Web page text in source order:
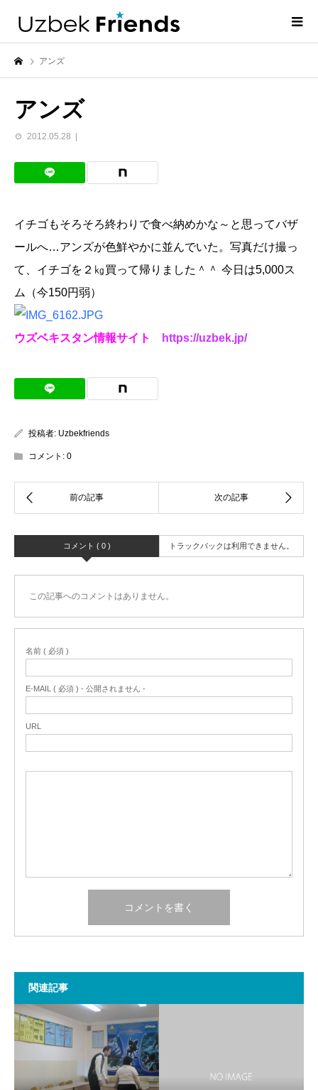
アンズ
アンズ
2012.05.28
イチゴもそろそろ終わりで食べ納めかな～と思ってバザ
ールへ…アンズが色鮮やかに並んでいた。写真だけ撮っ
て、イチゴを２㎏買って帰りました＾＾ 今日は5,000ス
ム（今150円弱）
ウズベキスタン情報サイト https://uzbek.jp/
投稿者: Uzbekfriends
コメント: 0
コメント ( 0 ) トラックバックは利用できません。
この記事へのコメントはありません。
名前 ( 必須 )
E-MAIL ( 必須 ) - 公開されません -
URL
関連記事